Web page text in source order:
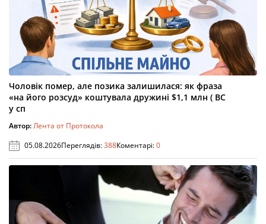
Чоловік помер, але позика залишилася: як фраза
«на його розсуд» коштувала дружині $1,1 млн ( ВС
у сп
Автор:Лента от Протокола
05.08.2026Переглядів:388Коментарі:0